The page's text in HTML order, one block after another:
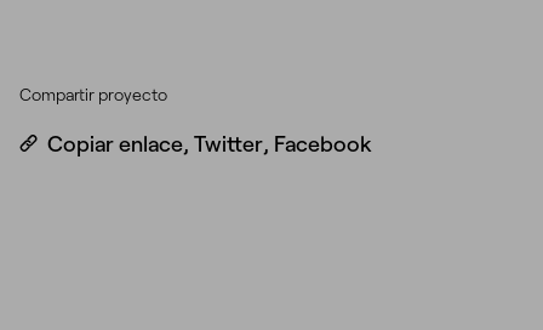
Compartir proyecto
Copiar enlace, Twitter, Facebook